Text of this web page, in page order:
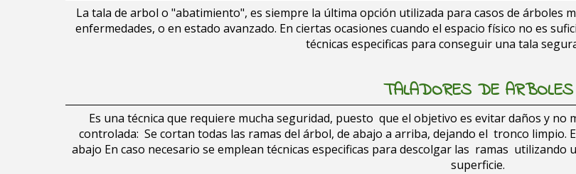
La tala de arbol o "abatimiento", es siempre la última opción utilizada para casos de
enfermedades, o en estado avanzado. En ciertas ocasiones cuando el espacio físico no es
técnicas especificas para conseguir una tala
TALADORES DE ARBOLES
Es una técnica que requiere mucha seguridad, puesto que el objetivo es evitar daños y
controlada: Se cortan todas las ramas del árbol, de abajo a arriba, dejando el tronco limpio.
abajo En caso necesario se emplean técnicas especificas para descolgar las ramas
superficie.